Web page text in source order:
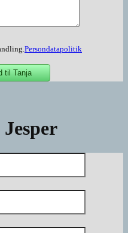
Persondatapolitik